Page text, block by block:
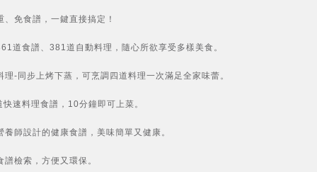
、免食譜，一鍵直接搞定！
道食譜、381道自動料理，隨心所欲享受多樣美食。
理-同步上烤下蒸，可烹調四道料理一次滿足全家味蕾。
速料理食譜，10分鐘即可上菜。
養師設計的健康食譜，美味簡單又健康。
譜檢索，方便又環保。